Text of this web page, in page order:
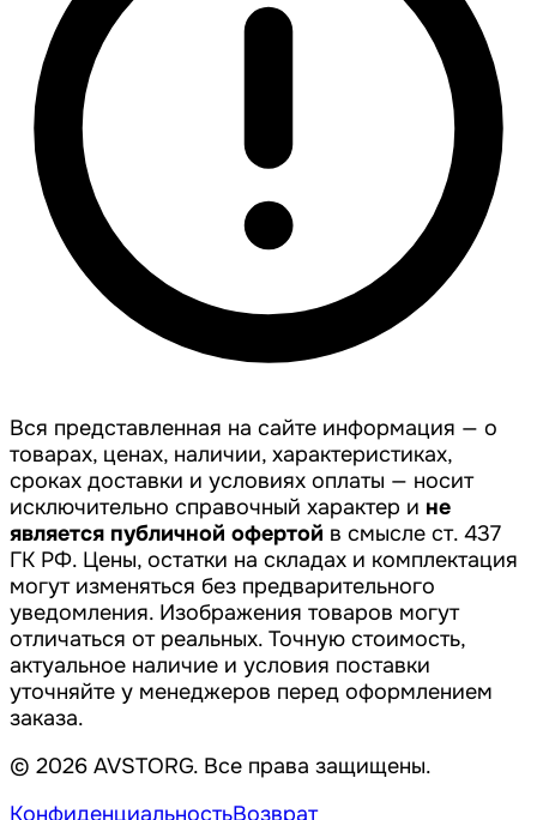
Вся представленная на сайте информация — о
товарах, ценах, наличии, характеристиках,
сроках доставки и условиях оплаты — носит
исключительно справочный характер и не
является публичной офертой в смысле ст. 437
ГК РФ. Цены, остатки на складах и комплектация
могут изменяться без предварительного
уведомления. Изображения товаров могут
отличаться от реальных. Точную стоимость,
актуальное наличие и условия поставки
уточняйте у менеджеров перед оформлением
заказа.
© 2026 AVSTORG. Все права защищены.
КонфиденциальностьВозврат